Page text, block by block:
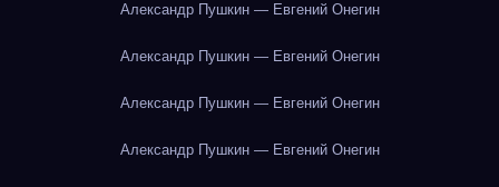
Александр Пушкин — Евгений Онегин
Александр Пушкин — Евгений Онегин
Александр Пушкин — Евгений Онегин
Александр Пушкин — Евгений Онегин